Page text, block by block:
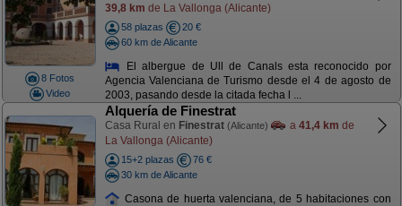
8 Fotos
Video
39,8 km de La Vallonga (Alicante)
58 plazas
20 €
60 km de Alicante
El albergue de Ull de Canals esta reconocido por
Agencia Valenciana de Turismo desde el 4 de agosto de
2003, pasando desde la citada fecha l ...
Alquería de Finestrat
Casa Rural en Finestrat (Alicante) a 41,4 km de
La Vallonga (Alicante)
15+2 plazas
76 €
30 km de Alicante
Casona de huerta valenciana, de 5 habitaciones con